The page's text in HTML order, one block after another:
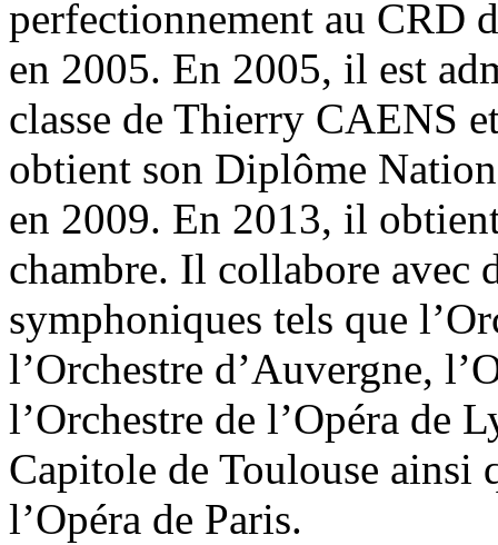
perfectionnement au CRD
en 2005. En 2005, il est
classe de Thierry CAENS
obtient son Diplôme
en 2009. En 2013, il
chambre. Il collabore avec
symphoniques tels que
l’Orchestre d’Auvergne,
l’Orchestre de l’Opéra de
Capitole de Toulouse ainsi
l’Opéra de Paris.